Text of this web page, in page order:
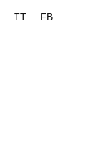
FB
TT